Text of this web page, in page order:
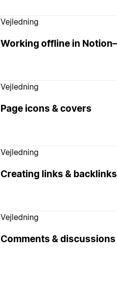
Vejledning
Working offline in
Vejledning
Page icons & covers
Vejledning
Creating links & backlinks
Vejledning
Comments & discussions